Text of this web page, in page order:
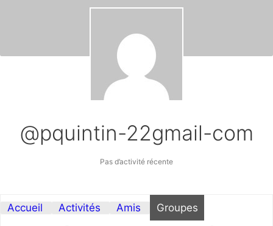
@pquintin-22gmail-com
Pas d’activité récente
Accueil Activités Amis Groupes